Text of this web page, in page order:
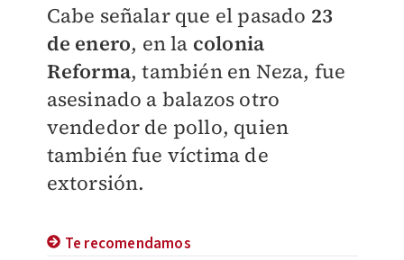
Cabe señalar que el pasado 23
de enero, en la colonia
Reforma, también en Neza, fue
asesinado a balazos otro
vendedor de pollo, quien
también fue víctima de
extorsión.
Te recomendamos